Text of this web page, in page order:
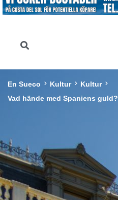
En Sueco Kultur
Kultur
Vad hände med Spaniens guld?